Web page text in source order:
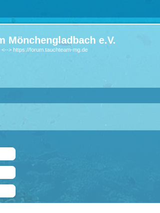
Mönchengladbach e.V.
> https://forum.tauchteam-mg.de